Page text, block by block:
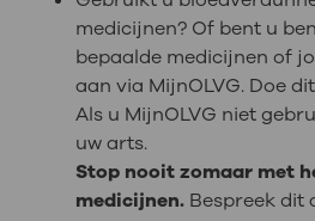
medicijnen? Of bent u
bepaalde medicijnen of
aan via MijnOLVG. Doe
Als u MijnOLVG niet
uw arts.
Stop nooit zomaar met
medicijnen.Bespreek dit